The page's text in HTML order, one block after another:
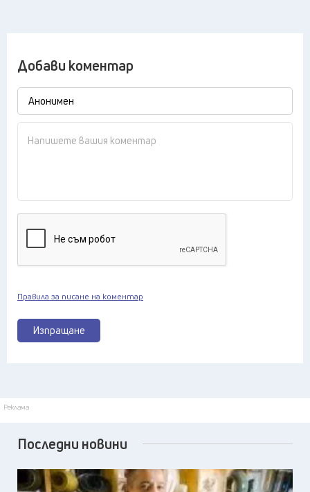
Добави коментар
Изпращане
Правила за писане на коментар
Реклама
Последни новини